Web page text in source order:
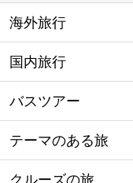
海外旅行
国内旅行
バスツアー
テーマのある旅
クルーズの旅